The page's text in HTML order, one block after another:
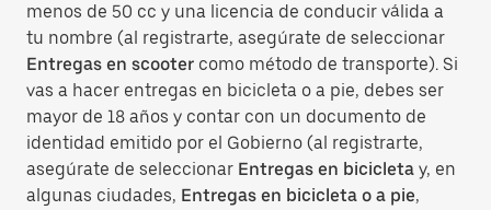
menos de 50 cc y una licencia de conducir válida a
tu nombre (al registrarte, asegúrate de seleccionar
Entregas en scooter como método de transporte). Si
vas a hacer entregas en bicicleta o a pie, debes ser
mayor de 18 años y contar con un documento de
identidad emitido por el Gobierno (al registrarte,
asegúrate de seleccionar Entregas en bicicleta y, en
algunas ciudades, Entregas en bicicleta o a pie,